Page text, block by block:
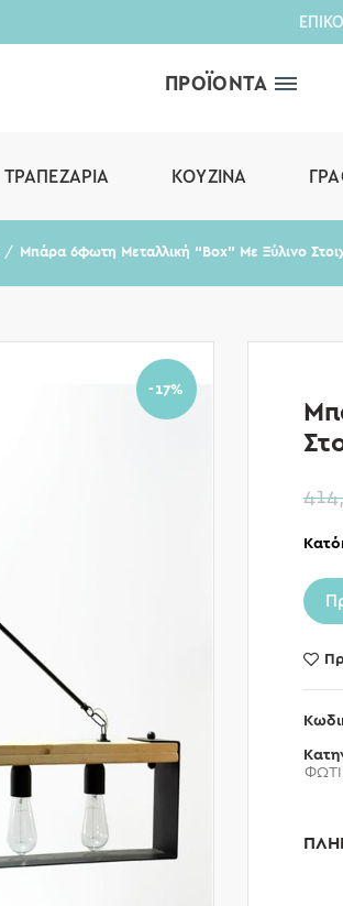
ΠΡΟΪΟΝΤΑ
ΤΡΑΠΕΖΑΡΊΑ ΚΟΥΖΊΝΑ
Μπάρα 6φωτη Μεταλλική “Box” Με Ξύλινο
-17%